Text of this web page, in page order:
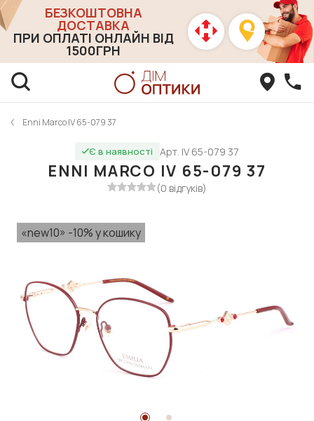
БЕЗКОШТОВНА
ДОСТАВКА
ПРИ ОПЛАТІ ОНЛАЙН ВІД
1500ГРН
Enni Marco IV 65-079 37
Є в наявності Арт. IV 65-079 37
ENNI MARCO IV 65-079 37
(0 відгуків)
«new10» -10% у кошику